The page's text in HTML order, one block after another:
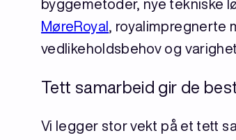
byggemetoder, nye tekniske
MøreRoyal , royalimpregnerte
vedlikeholdsbehov og
Tett samarbeid gir de
Vi legger stor vekt på et tett